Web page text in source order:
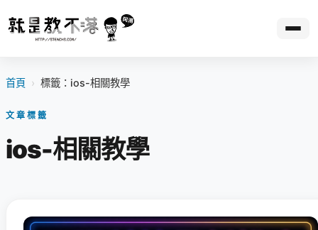
首頁 › 標籤：ios-相關教學
文章標籤
ios-相關教學